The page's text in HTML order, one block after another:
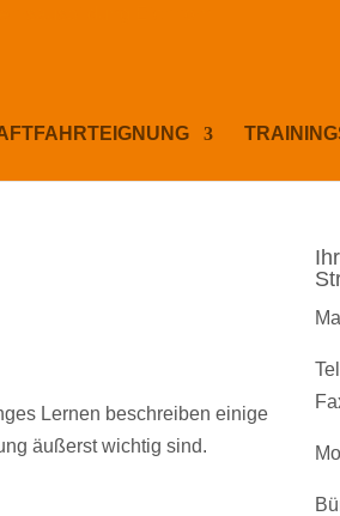
Lernen beschreiben einige
äußerst wichtig sind.